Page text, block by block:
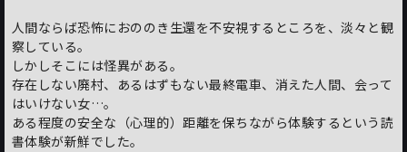
人間ならば恐怖におののき生還を不安視するところを、淡々と観
察している。
しかしそこには怪異がある。
存在しない廃村、あるはずもない最終電車、消えた人間、会って
はいけない女…。
ある程度の安全な（心理的）距離を保ちながら体験するという読
書体験が新鮮でした。